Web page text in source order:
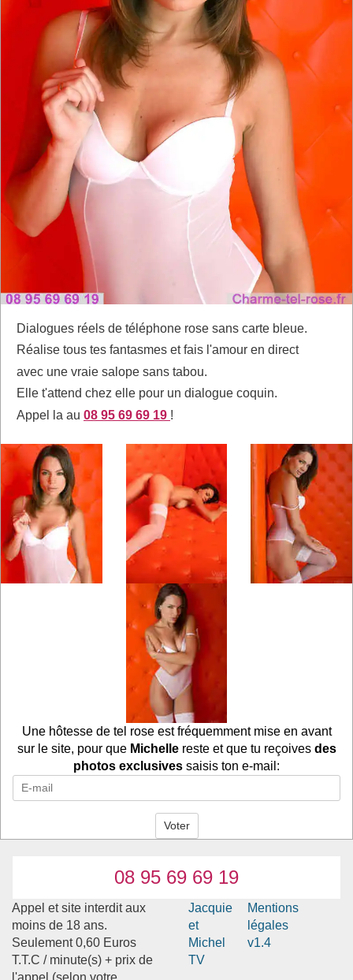
Dialogues réels de téléphone rose sans carte bleue.
Réalise tous tes fantasmes et fais l'amour en direct
avec une vraie salope sans tabou.
Elle t'attend chez elle pour un dialogue coquin.
Appel la au 08 95 69 69 19 !
Une hôtesse de tel rose est fréquemment mise en avant
sur le site, pour que Michellereste et que tu reçoives des
photos exclusives saisis ton e-mail:
08 95 69 69 19
Appel et site interdit aux
moins de 18 ans.
Seulement 0,60 Euros
T.T.C / minute(s) + prix de
l'appel (selon votre
Jacquie
et
Michel
TV
Mentions
légales
v1.4